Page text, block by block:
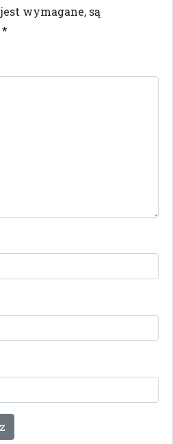
wymagane, są
*